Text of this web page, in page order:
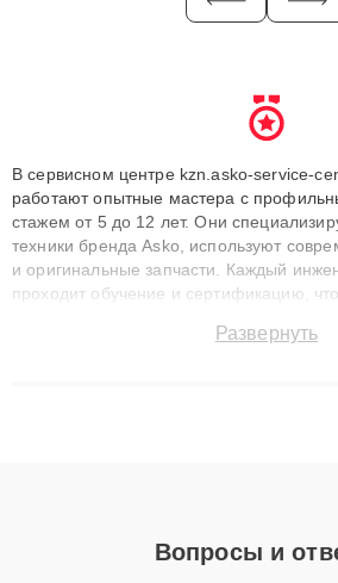
В сервисном центре kzn.asko-service-
работают опытные мастера с
стажем от 5 до 12 лет. Они
техники бренда Asko, используют
и оригинальные запчасти. Каждый
проходит обучение и сертификацию,
сохранением гарантии до 3 лет. Наши
Развернуть
Вопросы и